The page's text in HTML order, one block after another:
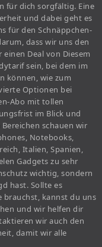
für dich sorgfältig. Eine
und dabei geht es
für den Schnäppchen-
dass wir uns den
Deal von Diesem
sein, bei dem im
können, wie zum
Optionen bei
Abo mit tollen
im Blick und
schauen wir
Notebooks,
Italien, Spanien,
Gadgets zu sehr
wichtig, sondern
hast. Sollte es
brauchst, kannst du uns
und wir helfen dir
wir auch den
damit wir alle